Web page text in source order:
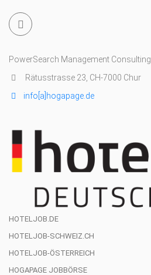
PowerSearch Management Consulting
Rätusstrasse 23, CH-7000 Chur
info[a]hogapage.de
HOTELJOB.DE
HOTELJOB-SCHWEIZ.CH
HOTELJOB-ÖSTERREICH
HOGAPAGE JOBBÖRSE